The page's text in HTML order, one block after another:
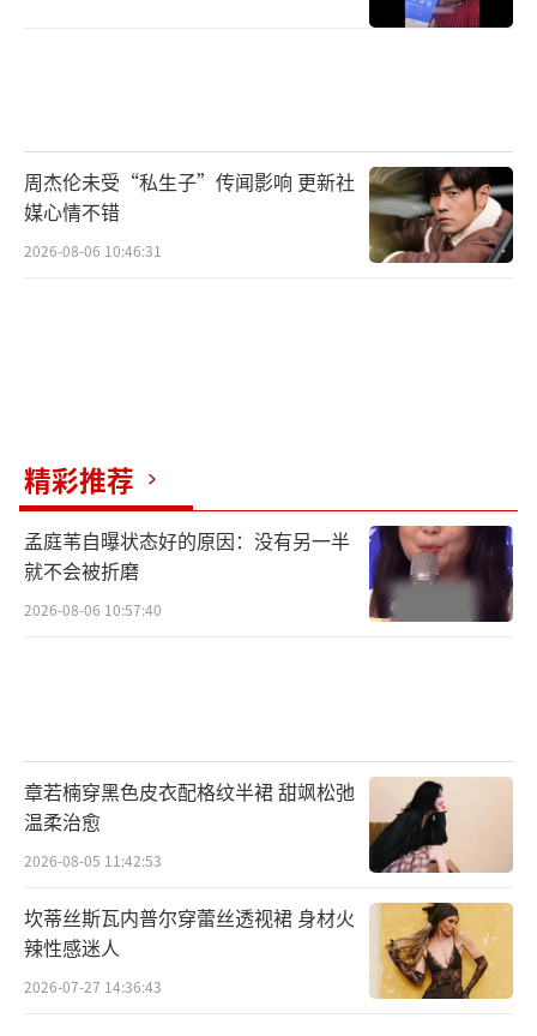
周杰伦未受“私生子”传闻影响 更新社
媒心情不错
2026-08-06 10:46:31
精彩推荐
孟庭苇自曝状态好的原因：没有另一半
就不会被折磨
2026-08-06 10:57:40
章若楠穿黑色皮衣配格纹半裙 甜飒松弛
温柔治愈
2026-08-05 11:42:53
坎蒂丝斯瓦内普尔穿蕾丝透视裙 身材火
辣性感迷人
2026-07-27 14:36:43